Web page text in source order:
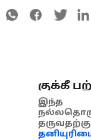
குக்கீ
இந்த